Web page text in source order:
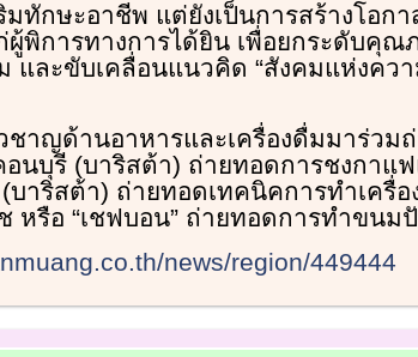
มทักษะอาชีพ แต่ยังเป็นการสร้างโอก
ผู้พิการทางการได้ยิน เพื่อยกระดับคุณ
ละขับเคลื่อนแนวคิด “สังคมแห่งควา
ชาญด้านอาหารและเครื่องดื่มมาร่วม
นบุรี (บาริสต้า) ถ่ายทอดการชงกาแ
าริสต้า) ถ่ายทอดเทคนิคการทำเครื่อ
อ “เชฟบอน” ถ่ายทอดการทำขนมปั
news/region/449444